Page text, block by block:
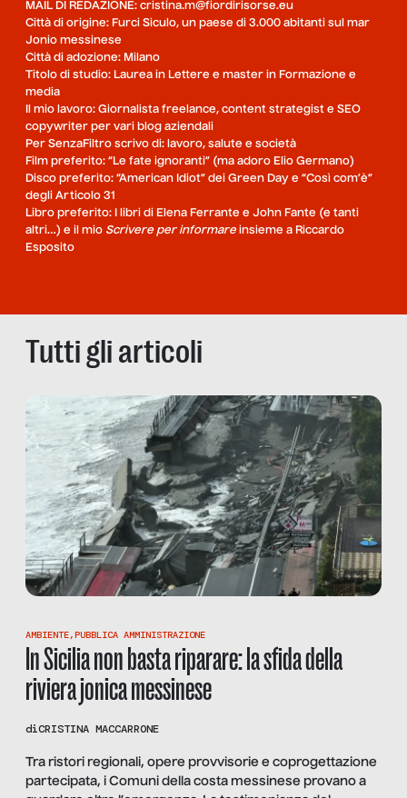
MAIL DI REDAZIONE: cristina.m@fiordirisorse.eu
Città di origine: Furci Siculo, un paese di 3.000 abitanti sul mar
Jonio messinese
Città di adozione: Milano
Titolo di studio: Laurea in Lettere e master in Formazione e
media
Il mio lavoro: Giornalista freelance, content strategist e SEO
copywriter per vari blog aziendali
Per SenzaFiltro scrivo di: lavoro, salute e società
Film preferito: “Le fate ignoranti” (ma adoro Elio Germano)
Disco preferito: “American Idiot” dei Green Day e “Così com’è”
degli Articolo 31
Libro preferito: I libri di Elena Ferrante e John Fante (e tanti
altri…) e il mio Scrivere per informareinsieme a Riccardo
Esposito
Tutti gli articoli
AMBIENTE,PUBBLICA AMMINISTRAZIONE
In Sicilia non basta riparare: la sfida della
riviera jonica messinese
diCRISTINA MACCARRONE
Tra ristori regionali, opere provvisorie e coprogettazione
partecipata, i Comuni della costa messinese provano a